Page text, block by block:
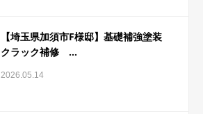
【埼玉県加須市F様邸】基礎補強塗装
クラック補修 ...
2026.05.14